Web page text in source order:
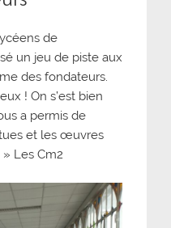
de
un jeu de piste aux
des fondateurs.
! On s’est bien
a permis de
et les œuvres
Les Cm2